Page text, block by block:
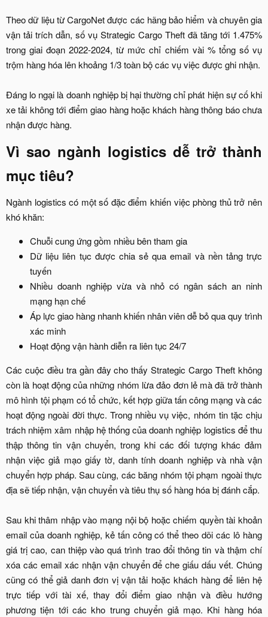
Theo dữ liệu từ CargoNet được các hãng bảo hiểm và chuyên gia
vận tải trích dẫn, số vụ Strategic Cargo Theft đã tăng tới 1.475%
trong giai đoạn 2022-2024, từ mức chỉ chiếm vài % tổng số vụ
trộm hàng hóa lên khoảng 1/3 toàn bộ các vụ việc được ghi nhận.
Đáng lo ngại là doanh nghiệp bị hại thường chỉ phát hiện sự cố khi
xe tải không tới điểm giao hàng hoặc khách hàng thông báo chưa
nhận được hàng.​
Vì sao ngành logistics dễ trở thành
mục tiêu?​
Ngành logistics có một số đặc điểm khiến việc phòng thủ trở nên
khó khăn:​
Chuỗi cung ứng gồm nhiều bên tham gia​
Dữ liệu liên tục được chia sẻ qua email và nền tảng trực
tuyến​
Nhiều doanh nghiệp vừa và nhỏ có ngân sách an ninh
mạng hạn chế​
Áp lực giao hàng nhanh khiến nhân viên dễ bỏ qua quy trình
xác minh​
Hoạt động vận hành diễn ra liên tục 24/7​
Các cuộc điều tra gần đây cho thấy Strategic Cargo Theft không
còn là hoạt động của những nhóm lừa đảo đơn lẻ mà đã trở thành
mô hình tội phạm có tổ chức, kết hợp giữa tấn công mạng và các
hoạt động ngoài đời thực. Trong nhiều vụ việc, nhóm tin tặc chịu
trách nhiệm xâm nhập hệ thống của doanh nghiệp logistics để thu
thập thông tin vận chuyển, trong khi các đối tượng khác đảm
nhận việc giả mạo giấy tờ, danh tính doanh nghiệp và nhà vận
chuyển hợp pháp. Sau cùng, các băng nhóm tội phạm ngoài thực
địa sẽ tiếp nhận, vận chuyển và tiêu thụ số hàng hóa bị đánh cắp.
Sau khi thâm nhập vào mạng nội bộ hoặc chiếm quyền tài khoản
email của doanh nghiệp, kẻ tấn công có thể theo dõi các lô hàng
giá trị cao, can thiệp vào quá trình trao đổi thông tin và thậm chí
xóa các email xác nhận vận chuyển để che giấu dấu vết. Chúng
cũng có thể giả danh đơn vị vận tải hoặc khách hàng để liên hệ
trực tiếp với tài xế, thay đổi điểm giao nhận và điều hướng
phương tiện tới các kho trung chuyển giả mạo. Khi hàng hóa